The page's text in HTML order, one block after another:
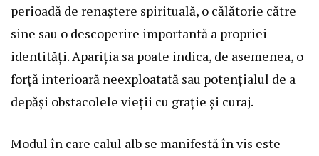
perioadă de renaștere spirituală, o călătorie către
sine sau o descoperire importantă a propriei
identități. Apariția sa poate indica, de asemenea, o
forță interioară neexploatată sau potențialul de a
depăși obstacolele vieții cu grație și curaj.
Modul în care calul alb se manifestă în vis este